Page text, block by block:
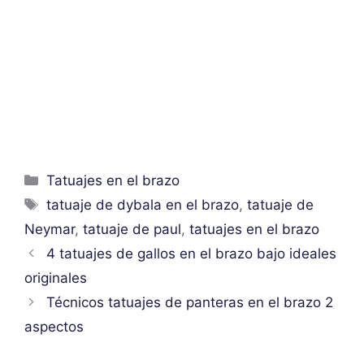
Categorías
Tatuajes en el brazo
Etiquetas
tatuaje de dybala en el brazo,tatuaje de
Neymar, tatuaje de paul, tatuajes en el brazo
4 tatuajes de gallos en el brazo bajo ideales
originales
Técnicos tatuajes de panteras en el brazo 2
aspectos